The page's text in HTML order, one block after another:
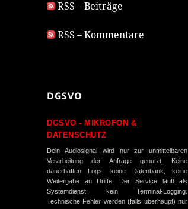
RSS – Beiträge
RSS – Kommentare
DGSVO
DGSVO - MIKROFON &
DATENSCHUTZ
Dein Audiosignal wird nur zur unmittelbaren
Verarbeitung der Anfrage genutzt. Keine
dauerhaften Logs, keine Datenbank, keine
Weitergabe an Dritte. Der Service läuft als
Systemdienst; kein Terminal-Logging.
Technische Fehler werden (falls überhaupt) nur